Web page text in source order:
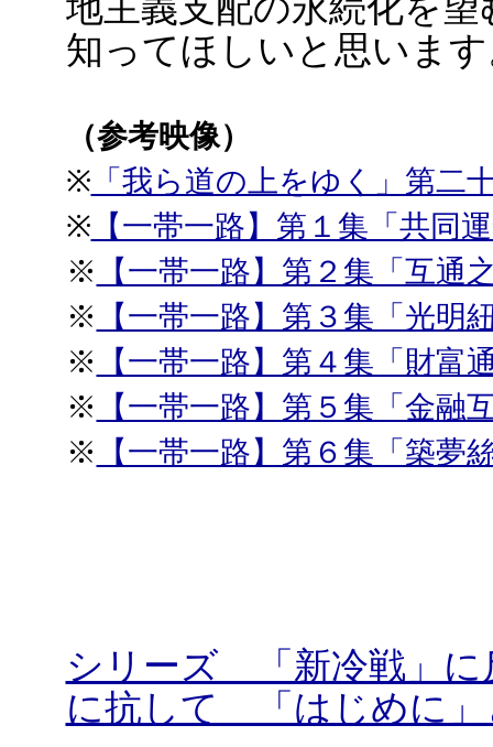
知ってほしいと思いま
（参考映像）
※ 「我ら道の上をゆく」第二
※ 【一帯一路】第１集「共同
※
【一帯一路】第２集「互通
※
【一帯一路】第３集「光明
※
【一帯一路】第４集「財富
※
【一帯一路】第５集「金融
※
【一帯一路】第６集「築夢
シリーズ 「新冷戦」
に抗して 「はじめに」